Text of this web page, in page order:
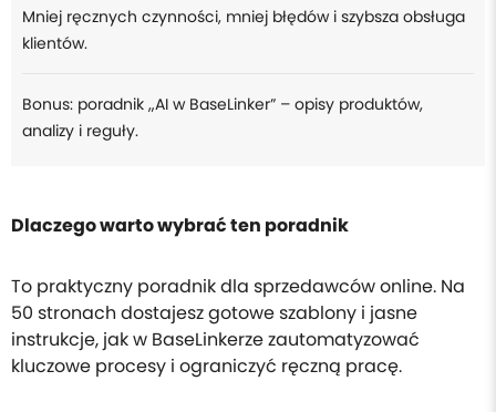
Mniej ręcznych czynności, mniej błędów i szybsza obsługa
klientów.
Bonus: poradnik „AI w BaseLinker” – opisy produktów,
analizy i reguły.
Dlaczego warto wybrać ten poradnik
To praktyczny poradnik dla sprzedawców online. Na
50 stronach dostajesz gotowe szablony i jasne
instrukcje, jak w BaseLinkerze zautomatyzować
kluczowe procesy i ograniczyć ręczną pracę.